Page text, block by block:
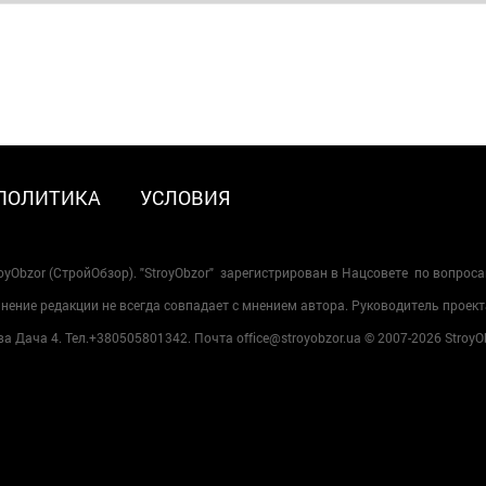
УСЛОВИЯ
(СтройОбзор). "StroyObzor" зарегистрирован в Нацсовете по
редакции не всегда совпадает с мнением автора. Руководитель
Дача 4. Тел.+380505801342. Почта office@stroyobzor.ua © 2007-2026